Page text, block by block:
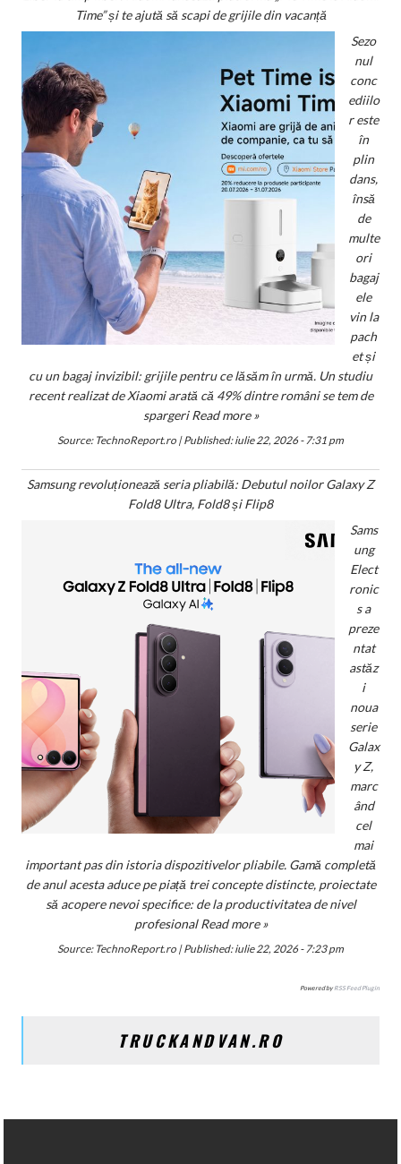
Time” și te ajută să scapi de grijile din vacanță
Sezo
nul
conc
ediilo
r este
în
plin
dans,
însă
de
multe
ori
bagaj
ele
vin la
pach
et și
cu un bagaj invizibil: grijile pentru ce lăsăm în urmă. Un studiu
recent realizat de Xiaomi arată că 49% dintre români se tem de
spargeriRead more »
Source: TechnoReport.ro |Published:iulie 22, 2026 - 7:31 pm
Samsung revoluționează seria pliabilă: Debutul noilor Galaxy Z
Fold8 Ultra, Fold8 și Flip8
Sams
ung
Elect
ronic
s a
preze
ntat
astăz
i
noua
serie
Galax
y Z,
marc
ând
cel
mai
important pas din istoria dispozitivelor pliabile. Gamă completă
de anul acesta aduce pe piață trei concepte distincte, proiectate
să acopere nevoi specifice: de la productivitatea de nivel
profesionalRead more »
Source: TechnoReport.ro |Published:iulie 22, 2026 - 7:23 pm
Powered byRSS Feed Plugin
TRUCKANDVAN.RO